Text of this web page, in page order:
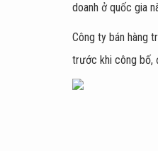
doanh ở quốc gia
Công ty bán hàng
trước khi công bố,